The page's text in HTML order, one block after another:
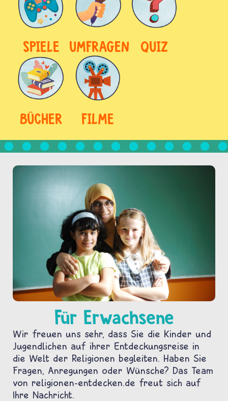
SPIELE UMFRAGEN QUIZ
BÜCHER FILME
Für Erwachsene
Wir freuen uns sehr, dass Sie die Kinder und
Jugendlichen auf ihrer Entdeckungsreise in
die Welt der Religionen begleiten. Haben Sie
Fragen, Anregungen oder Wünsche? Das Team
von religionen-entdecken.de freut sich auf
Ihre Nachricht.